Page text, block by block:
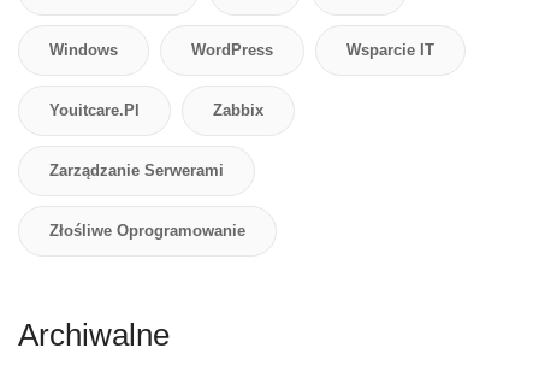
Windows WordPress Wsparcie IT
Youitcare.pl Zabbix
Zarządzanie Serwerami
Złośliwe Oprogramowanie
Archiwalne